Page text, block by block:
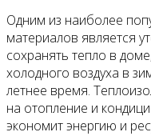
Одним из наиболее
материалов является
сохранять тепло в
холодного воздуха в
летнее время.
на отопление и
экономит энергию и